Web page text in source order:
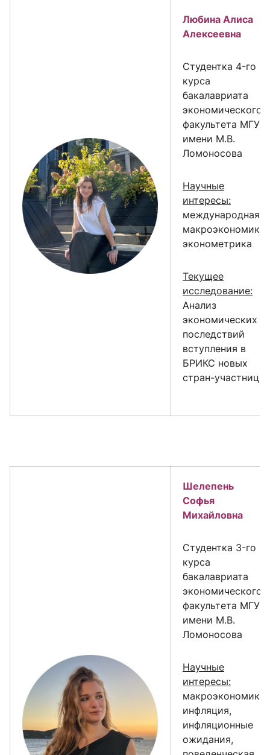
Любина Алиса
Алексеевна
Cтудентка 4-го
курса
бакалавриата
экономического
факультета МГУ
имени М.В.
Ломоносова
Научные
интересы:
международная
макроэкономика,
эконометрика
Текущее
исследование:
Анализ
экономических
последствий
вступления в
БРИКС новых
стран-участниц
Шелепень
Софья
Михайловна
Cтудентка 3-го
курса
бакалавриата
экономического
факультета МГУ
имени М.В.
Ломоносова
Научные
интересы:
макроэкономика,
инфляция,
инфляционные
ожидания,